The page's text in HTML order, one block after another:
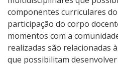
componentes curriculares
participação do corpo
momentos com a
realizadas são relacionadas
que possibilitam